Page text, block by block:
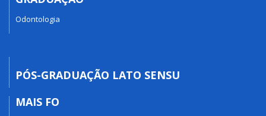
Odontologia
PÓS-GRADUAÇÃO LATO SENSU
MAIS FO